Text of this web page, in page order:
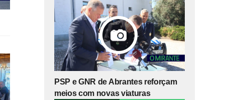
PSP e GNR de Abrantes reforçam
meios com novas viaturas